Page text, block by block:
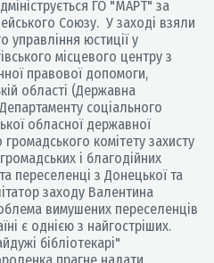
ГО "МАРТ" за
Союзу. У заході взяли
управління юстиції у
місцевого центру з
правової допомоги,
області (Державна
соціального
обласної державної
громадського комітету захисту
і благодійних
переселенці з Донецької та
заходу Валентина
вимушених переселенців
є однією з найгостріших.
бібліотекарі"